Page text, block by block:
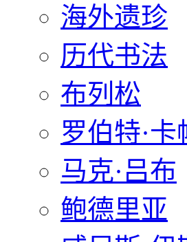
海外遗珍
历代书法
布列松
罗伯特·卡
马克·吕布
鲍德里亚